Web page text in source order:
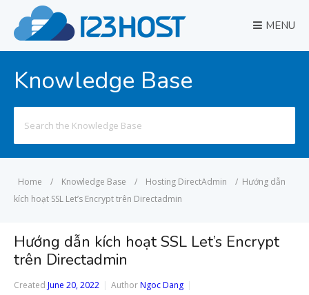
MENU
Knowledge Base
for:
Home / Knowledge Base / Hosting DirectAdmin / Hướng dẫn
kích hoạt SSL Let’s Encrypt trên Directadmin
Hướng dẫn kích hoạt SSL Let’s Encrypt
trên Directadmin
Created June 20, 2022 AuthorNgoc Dang